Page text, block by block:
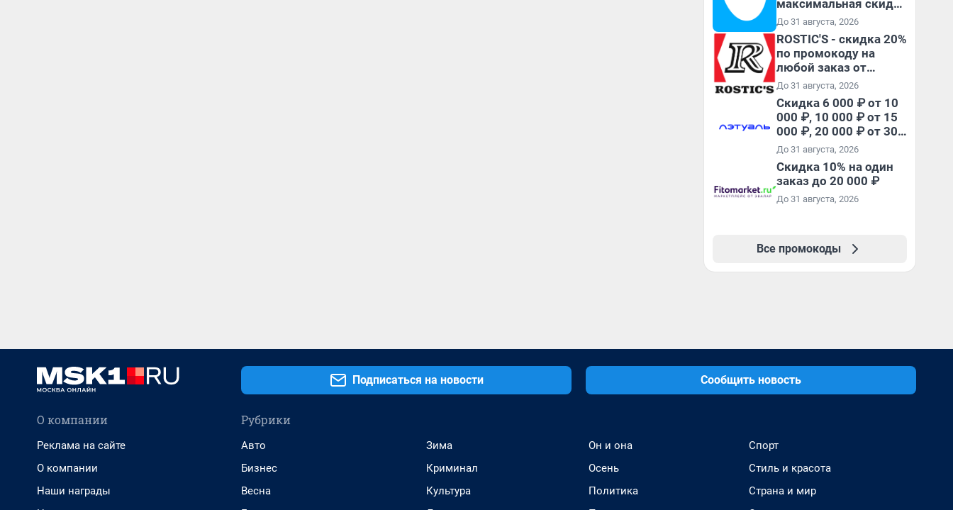
максимальная скидка
600 ₽
До 31 августа, 2026
ROSTIC'S - скидка 20%
по промокоду на
любой заказ от
3199₽!
До 31 августа, 2026
Скидка 6 000 ₽ от 10
000 ₽, 10 000 ₽ от 15
000 ₽, 20 000 ₽ от 30
000 ₽ и 35 000 ₽ от 50
000 ₽ на первый и все
повторные заказы по
промокоду НАБЕРИ
До 31 августа, 2026
Скидка 10% на один
заказ до 20 000 ₽
До 31 августа, 2026
Все промокоды
Подписаться на новости Сообщить новость
О компании
Реклама на сайте
О компании
Наши награды
Рубрики
Авто
Бизнес
Весна
Зима
Криминал
Культура
Он и она
Осень
Политика
Спорт
Стиль и красота
Страна и мир